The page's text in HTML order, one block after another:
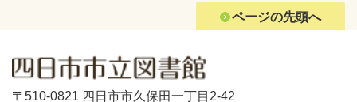
ページの先頭へ
〒510-0821 四日市市久保田一丁目2-42